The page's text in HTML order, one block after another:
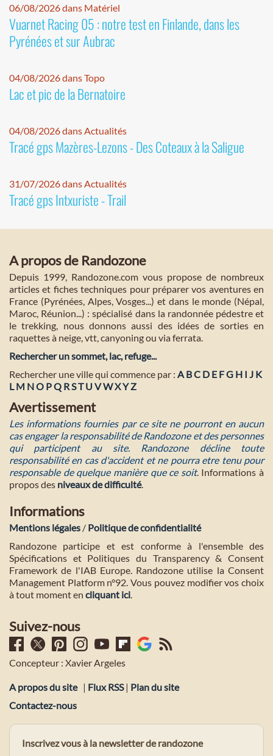
06/08/2026 dans Matériel
Vuarnet Racing 05 : notre test en Finlande, dans les
Pyrénées et sur Aubrac
04/08/2026 dans Topo
Lac et pic de la Bernatoire
04/08/2026 dans Actualités
Tracé gps Mazères-Lezons - Des Coteaux à la Saligue
31/07/2026 dans Actualités
Tracé gps Intxuriste - Trail
A propos de Randozone
Depuis 1999, Randozone.com vous propose de nombreux
articles et fiches techniques pour préparer vos aventures en
France (Pyrénées, Alpes, Vosges...) et dans le monde (Népal,
Maroc, Réunion...) : spécialisé dans la randonnée pédestre et
le trekking, nous donnons aussi des idées de sorties en
raquettes à neige, vtt, canyoning ou via ferrata.
Rechercher un sommet, lac, refuge...
Rechercher une ville qui commence par : A BC D E FG H I J K
L M NO PQ RST U VWXYZ
Avertissement
Les informations fournies par ce site ne pourront en aucun
cas engager la responsabilité de Randozone et des personnes
qui participent au site. Randozone décline toute
responsabilité en cas d'accident et ne pourra etre tenu pour
responsable de quelque manière que ce soit. Informations à
propos des niveaux de difficulté.
Informations
Mentions légales / Politique de confidentialité
Randozone participe et est conforme à l'ensemble des
Spécifications et Politiques du Transparency & Consent
Framework de l'IAB Europe. Randozone utilise la Consent
Management Platform n°92. Vous pouvez modifier vos choix
à tout moment en cliquant ici.
Suivez-nous
Concepteur : Xavier Argeles
A propos du site | Flux RSS| Plan du site
Contactez-nous
Inscrivez vous à la newsletter de randozone